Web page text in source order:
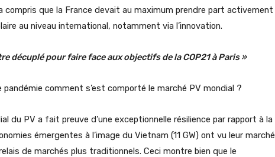
compris que la France devait au maximum prendre part activement
au niveau international, notamment via l’innovation.
décuplé pour faire face aux objectifs de la COP21 à Paris »
pandémie comment s’est comporté le marché PV mondial ?
du PV a fait preuve d’une exceptionnelle résilience par rapport à la
émergentes à l’image du Vietnam (11 GW) ont vu leur marché
de marchés plus traditionnels. Ceci montre bien que le